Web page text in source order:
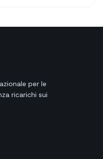
per le
ricarichi sui